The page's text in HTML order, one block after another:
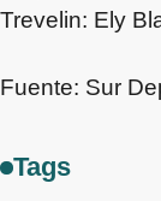
Trevelin: Ely
Fuente: Sur
Tags